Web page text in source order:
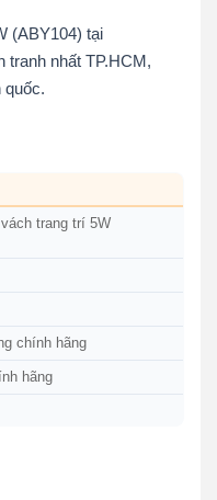
(ABY104) tại
tranh nhất TP.HCM,
quốc.
trang trí 5W
chính hãng
hãng